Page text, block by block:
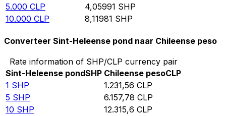
5.000 CLP 4,05991 SHP
10.000 CLP 8,11981 SHP
Converteer Sint-Heleense pond naar Chileense peso
Rate information of SHP/CLP currency pair
Sint-Heleense pondSHP Chileense pesoCLP
1 SHP 1.231,56 CLP
5 SHP 6.157,78 CLP
10 SHP 12.315,6 CLP